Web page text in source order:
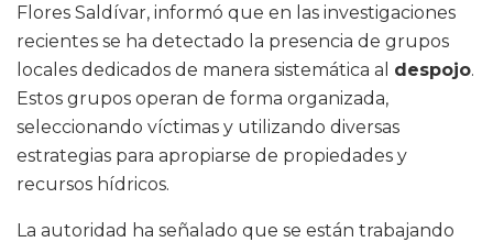
Flores Saldívar, informó que en las investigaciones
recientes se ha detectado la presencia de grupos
locales dedicados de manera sistemática al despojo.
Estos grupos operan de forma organizada,
seleccionando víctimas y utilizando diversas
estrategias para apropiarse de propiedades y
recursos hídricos.
La autoridad ha señalado que se están trabajando